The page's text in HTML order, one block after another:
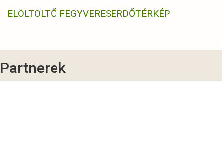
ELÖLTÖLTŐ FEGYVERESERDŐTÉRKÉP
Partnerek